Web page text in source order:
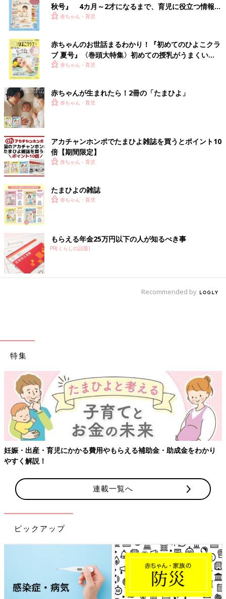
秋号』 4カ月～2才になるまで、育児に役立つ情報が
いっぱい！
赤ちゃん・育児
赤ちゃんのお世話まるわかり！『初めてのひよこクラ
ブ 夏号』〈巻頭大特集〉初めての授乳がうまくい
く！ おっぱい・ミルクの基本と夏のトラブル 解決テ
赤ちゃん・育児
赤ちゃんが生まれたら！2冊の「たまひよ」
赤ちゃん・育児
アカチャンホンポでたまひよ雑誌を買うとポイント10
倍【期間限定】
赤ちゃん・育児
たまひよの雑誌
赤ちゃん・育児
もらえる年金25万円以下の人が知るべき事
PR(くらしの話題)
Recommended by
特集
妊娠・出産・育児にかかる費用やもらえる補助金・助成金をわかり
やすく解説！
連載一覧へ
ピックアップ